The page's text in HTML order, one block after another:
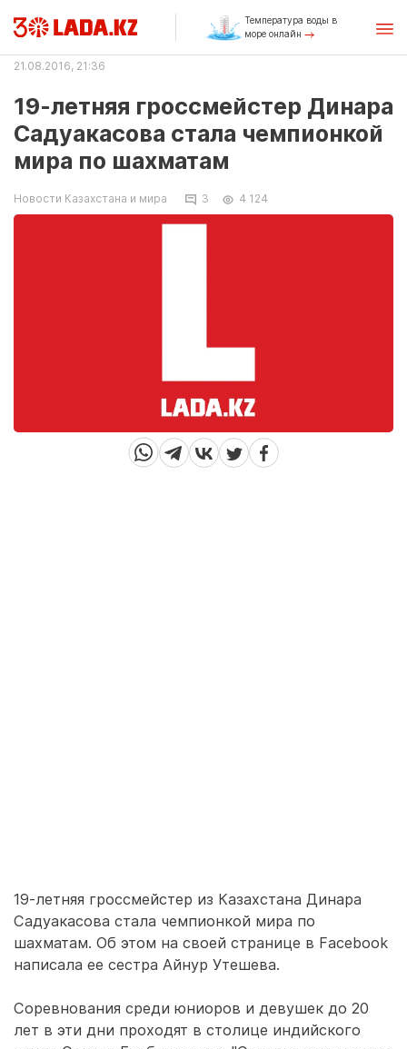
Температура воды в
море онлайн
21.08.2016, 21:36
19-летняя гроссмейстер Динара
Садуакасова стала чемпионкой
мира по шахматам
Новости Казахстана и мира 3 4 124
19-летняя гроссмейстер из Казахстана Динара
Садуакасова стала чемпионкой мира по
шахматам. Об этом на своей странице в Facebook
написала ее сестра Айнур Утешева.
Соревнования среди юниоров и девушек до 20
лет в эти дни проходят в столице индийского